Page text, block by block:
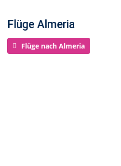
Flüge Almeria
Flüge nach Almeria